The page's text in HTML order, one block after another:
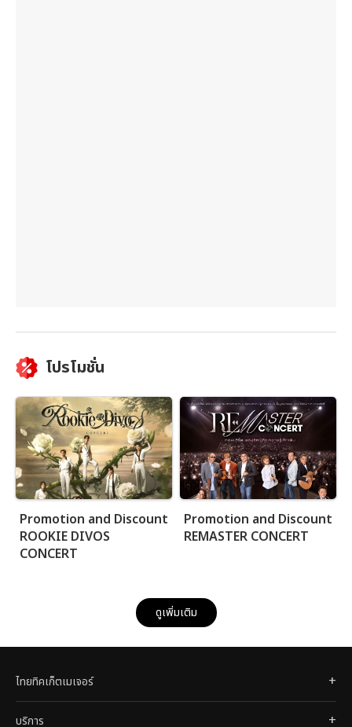
โปรโมชั่น
Promotion and Discount
ROOKIE DIVOS
CONCERT
Promotion and Discount
REMASTER CONCERT
ดูเพิ่มเติม
ไทยทิคเก็ตเมเจอร์
บริการ